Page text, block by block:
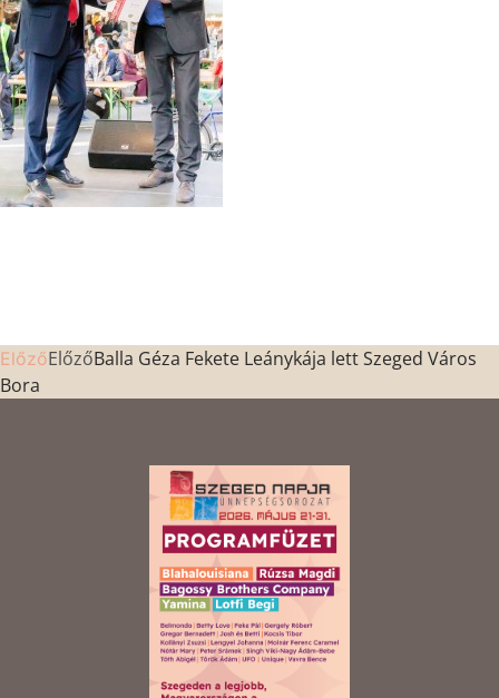
ElőzőElőzőBalla Géza Fekete Leánykája lett Szeged Város
Bora